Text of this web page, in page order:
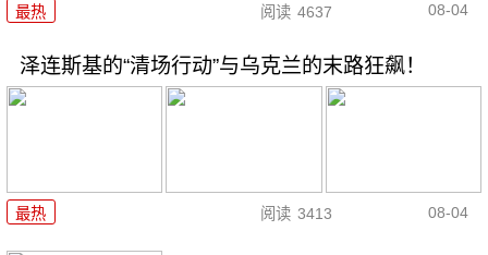
最热 阅读 4637 08-04
泽连斯基的“清场行动”与乌克兰的末路狂飙！
最热 阅读 3413 08-04